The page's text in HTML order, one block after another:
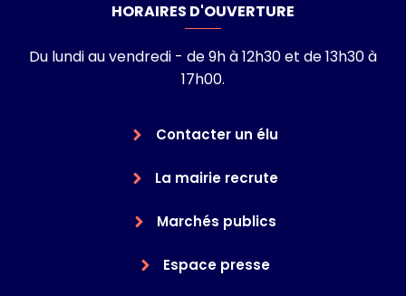
HORAIRES D'OUVERTURE
Du lundi au vendredi - de 9h à 12h30 et de 13h30 à
17h00.
Contacter un élu
La mairie recrute
Marchés publics
Espace presse